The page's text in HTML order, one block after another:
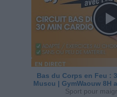
Bas du Corps en Feu :
Muscu | GymWaouw 8H
Sport pour